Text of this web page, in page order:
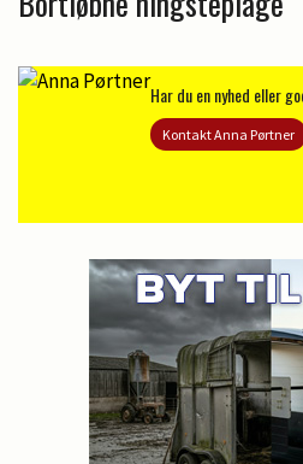
Har du en nyhed eller
Kontakt Anna Pørtner